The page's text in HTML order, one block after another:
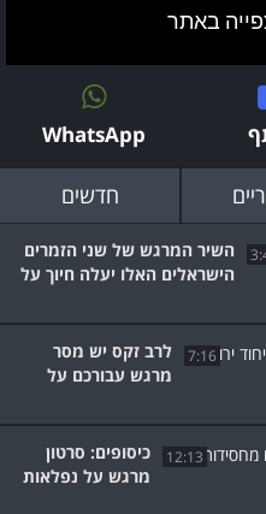
WhatsApp
חדשים
השיר המרגש של שני הזמרים
הישראלים האלו יעלה חיוך על
7:16
לרב זקס יש מסר
מרגש עבורכם על
12:13
כיסופים: סרטון
מרגש על נפלאות